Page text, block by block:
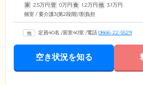
家 2.5万円 管 0万円 食 1.2万円 他 3.1万円
個室 / 要介護3(第2段階)1割負担
定員40名 /居室40室 /電話0866-22-5529
空き状況を知る